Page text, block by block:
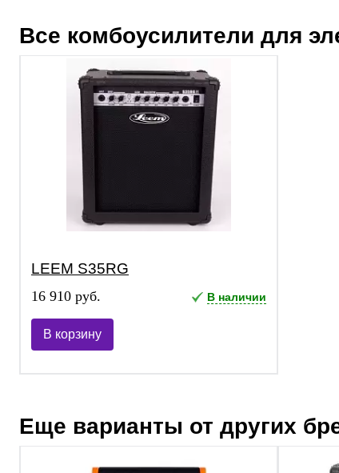
Все комбоусилители для
LEEM S35RG
16 910 руб. В наличии
В корзину
Еще варианты от других